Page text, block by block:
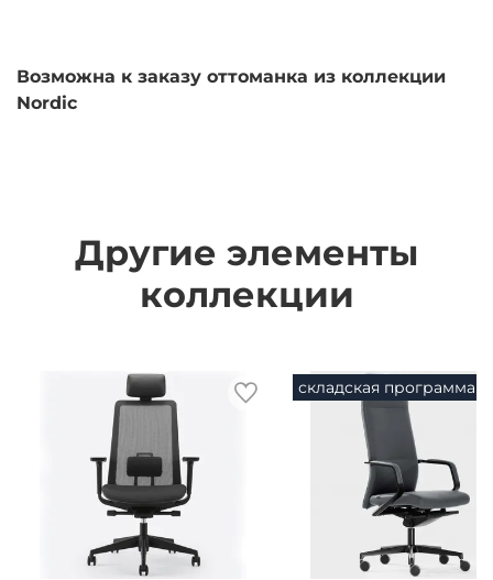
Возможна к заказу оттоманка из коллекции
Nordic
Другие элементы
коллекции
складская программа